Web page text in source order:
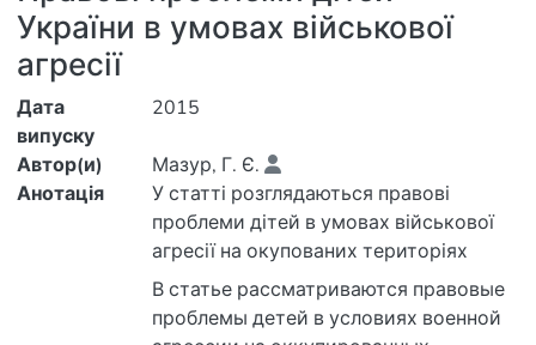
України в умовах військової
агресії
Дата
випуску
2015
Автор(и)
Мазур, Г. Є.
Анотація
У статті розглядаються правові
проблеми дітей в умовах військової
агресії на окупованих територіях
України. Пропонуються шляхи
вирішення нагальних питань щодо
дітей, які виїхали із окупованих
В статье рассматриваются правовые
проблемы детей в условиях военной